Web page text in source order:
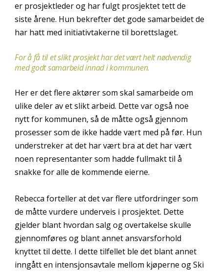
er prosjektleder og har fulgt prosjektet tett de
siste årene. Hun bekrefter det gode samarbeidet de
har hatt med initiativtakerne til borettslaget.
For å få til et slikt prosjekt har det vært helt nødvendig
med godt samarbeid innad i kommunen.
Her er det flere aktører som skal samarbeide om
ulike deler av et slikt arbeid. Dette var også noe
nytt for kommunen, så de måtte også gjennom
prosesser som de ikke hadde vært med på før. Hun
understreker at det har vært bra at det har vært
noen representanter som hadde fullmakt til å
snakke for alle de kommende eierne.
Rebecca forteller at det var flere utfordringer som
de måtte vurdere underveis i prosjektet. Dette
gjelder blant hvordan salg og overtakelse skulle
gjennomføres og blant annet ansvarsforhold
knyttet til dette. I dette tilfellet ble det blant annet
inngått en intensjonsavtale mellom kjøperne og Ski